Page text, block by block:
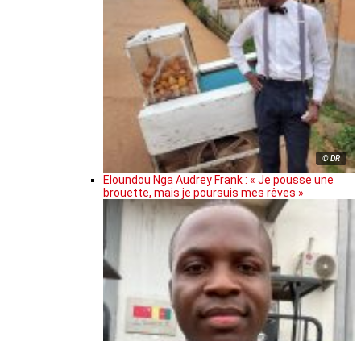
© DR
Eloundou Nga Audrey Frank : « Je pousse une
brouette, mais je poursuis mes rêves »